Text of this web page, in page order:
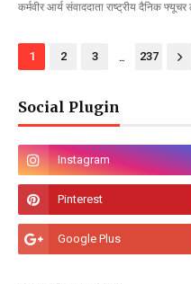
कर्मवीर आर्य संवाददाता राष्ट्रीय दैनिक
1 2 3 ... 237
Social Plugin